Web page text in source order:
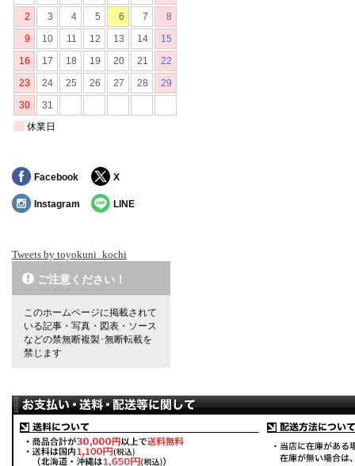
Facebook X
Instagram LINE
Tweets by toyokuni_kochi
ご注意ください！
このホームページに掲載されて
いる記事・写真・図表・ソース
などの禁無断複製･無断転載を
禁じます